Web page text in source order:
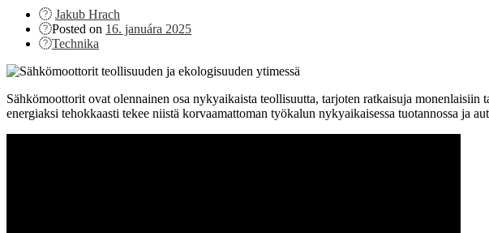
Jakub Hrach
Posted on 16. januára 2025
Technika
Sähkömoottorit ovat olennainen osa nykyaikaista teollisuutta, tarjoten ratkaisuja
energiaksi tehokkaasti tekee niistä korvaamattoman työkalun nykyaikaisessa tuotannossa ja